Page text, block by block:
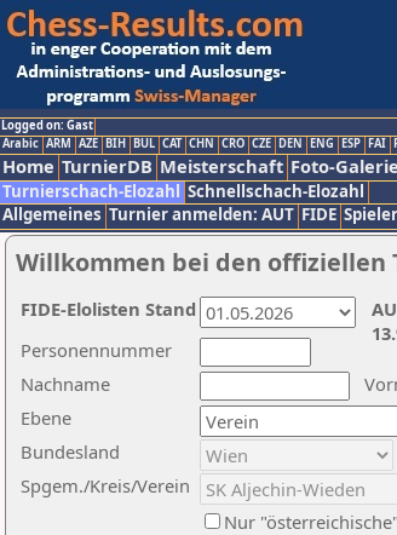
Logged on: Gast
Arabic ARM AZE BIH BUL CAT CHN CRO CZE DEN ENG ESP FAI
Home TurnierDB Meisterschaft Foto-Galerie
Turnierschach-Elozahl Schnellschach-Elozahl
Allgemeines Turnier anmelden: AUT FIDE
Willkommen bei den offiziellen
Nachname
Ebene
Personennummer
Bundesland
Spgem./Kreis/Verein
Nur
FIDE-Elolisten Stand